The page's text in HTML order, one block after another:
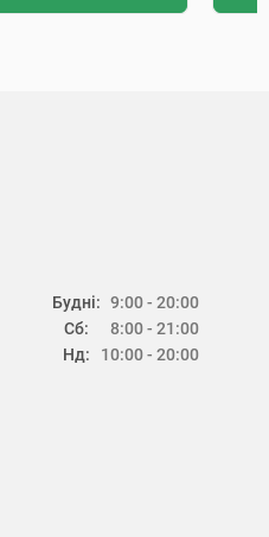
Будні:
Сб:
Нд:
9:00 - 20:00
8:00 - 21:00
10:00 - 20:00